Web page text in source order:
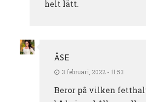
helt lätt.
ÅSE
3 februari, 2022 - 11:53
Beror på vilken